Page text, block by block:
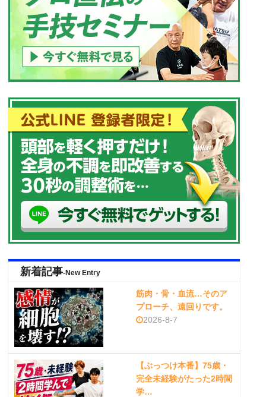
新着記事-New Entry
筋肉・骨・血流…そのア
プローチ、遠回りです。
2026-8-7
【ぶっつけ本番】75歳・
完全未経験がたった2時間
学…